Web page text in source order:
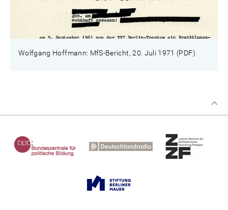
Wolfgang Hoffmann: MfS-Bericht, 20. Juli 1971 (PDF)